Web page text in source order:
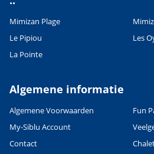
Mimizan Plage
Le Pipiou
Les
La Pointe
Algemene informatie
Algemene Voorwaarden
Fun
My-Siblu Account
Contact